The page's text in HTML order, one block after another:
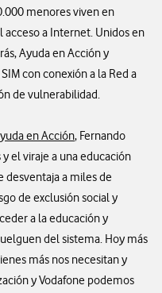
menores viven en
a Internet. Unidos en
Ayuda en Acción y
con conexión a la Red a
de vulnerabilidad.
en Acción, Fernando
y el viraje a una educación
desventaja a miles de
de exclusión social y
a la educación y
del sistema. Hoy más
más nos necesitan y
y Vodafone podemos